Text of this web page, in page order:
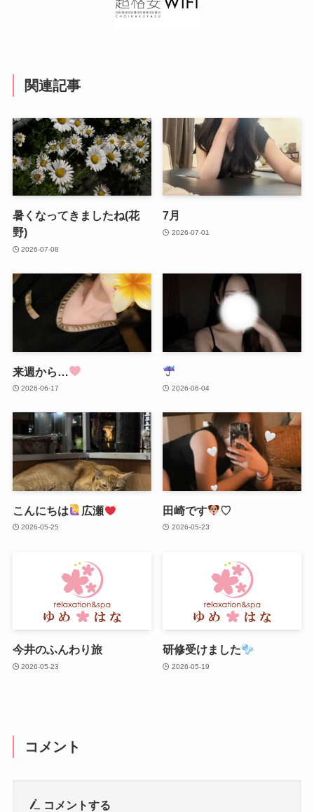
関連記事
暑くなってきましたね(花
野)
2026-07-08
7月
2026-07-01
来週から…
2026-06-17 2026-06-04
こんにちは 広瀬
2026-05-25
田崎です ♡
2026-05-23
今井のふんわり旅
2026-05-23
研修受けました
2026-05-19
コメント
コメントする